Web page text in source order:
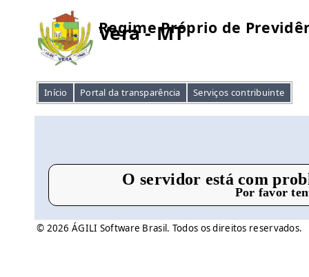
Regime Próprio de
Vera - MT
Início Portal da transparência Serviços contribuinte
O servidor está com
Por favor
© 2026 ÁGILI Software Brasil. Todos os direitos reservados.